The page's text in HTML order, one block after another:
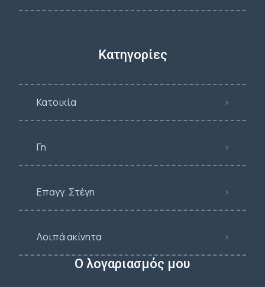
Κατηγορίες
Κατοικία
Γη
Επαγγ. Στέγη
Λοιπά ακίνητα
Ο λογαριασμός μου